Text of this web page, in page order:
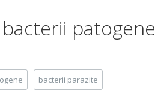
patogene
bacterii parazite